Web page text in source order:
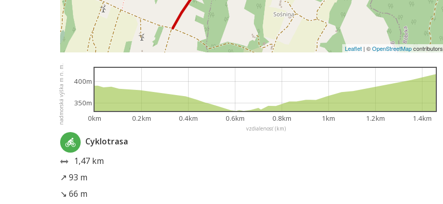
Leaflet | ©OpenStreetMapcontributors
vzdialenosť (km)
nadmorská výška m n. m. 0km 0.2km 0.4km 0.6km 0.8km 1km 1.2km 1.4km
350m
400m
Cyklotrasa
1,47 km
↗ 93 m
↘ 66 m